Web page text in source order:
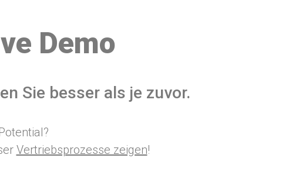
Demo
Sie besser als je zuvor.
Vertriebsprozesse zeigen!